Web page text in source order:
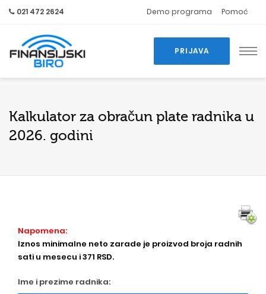
021 472 2624 Demo programa Pomoć
PRIJAVA
Kalkulator za obračun plate radnika u
2026. godini
Napomena:
Iznos minimalne neto zarade je proizvod broja radnih
sati u mesecu i 371 RSD.
Ime i prezime radnika: